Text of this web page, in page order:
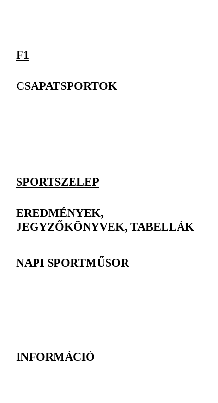
F1
CSAPATSPORTOK
SPORTSZELEP
EREDMÉNYEK,
JEGYZŐKÖNYVEK, TABELLÁK
NAPI SPORTMŰSOR
INFORMÁCIÓ